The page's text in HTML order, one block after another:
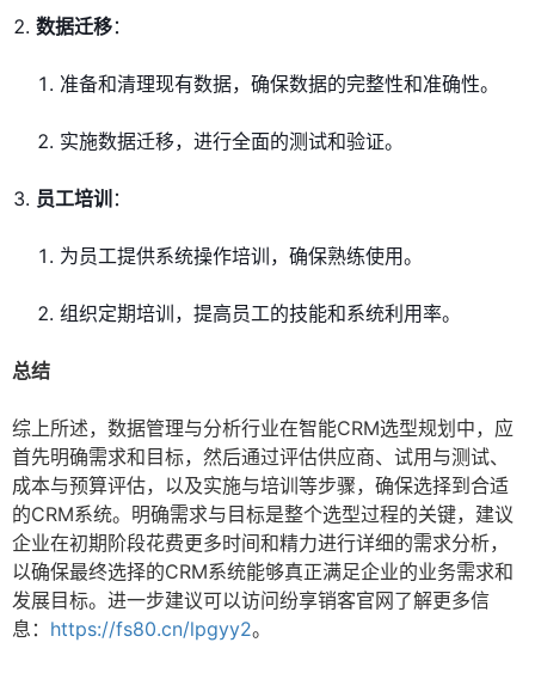
数据迁移：
准备和清理现有数据，确保数据的完整性和准确性。
实施数据迁移，进行全面的测试和验证。
员工培训 ：
为员工提供系统操作培训，确保熟练使用。
组织定期培训，提高员工的技能和系统利用率。
总结
综上所述，数据管理与分析行业在智能CRM选型规划中，应
首先明确需求和目标，然后通过评估供应商、试用与测试、
成本与预算评估，以及实施与培训等步骤，确保选择到合适
的CRM系统。明确需求与目标是整个选型过程的关键，建议
企业在初期阶段花费更多时间和精力进行详细的需求分析，
以确保最终选择的CRM系统能够真正满足企业的业务需求和
发展目标。进一步建议可以访问纷享销客官网了解更多信
息： https://fs80.cn/lpgyy2。